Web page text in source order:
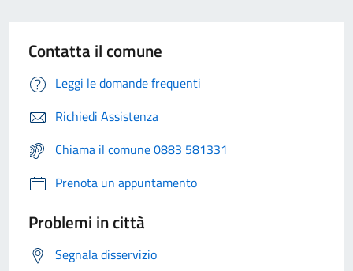
Contatta il comune
Leggi le domande frequenti
Richiedi Assistenza
Chiama il comune 0883 581331
Prenota un appuntamento
Problemi in città
Segnala disservizio